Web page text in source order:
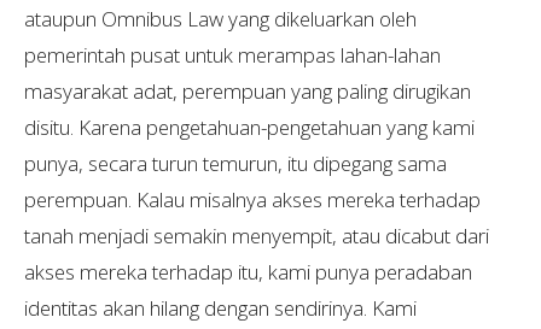
ataupun Omnibus Law yang dikeluarkan oleh
pemerintah pusat untuk merampas lahan-lahan
masyarakat adat, perempuan yang paling dirugikan
disitu. Karena pengetahuan-pengetahuan yang kami
punya, secara turun temurun, itu dipegang sama
perempuan. Kalau misalnya akses mereka terhadap
tanah menjadi semakin menyempit, atau dicabut dari
akses mereka terhadap itu, kami punya peradaban
identitas akan hilang dengan sendirinya. Kami